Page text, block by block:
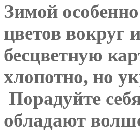
Зимой
цветов вокруг
бесцветную
хлопотно, но
Порадуйте
обладают